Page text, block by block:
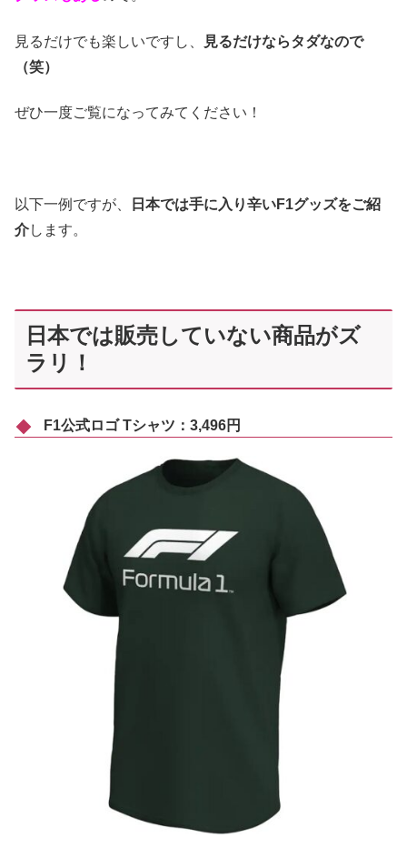
見るだけでも楽しいですし、
見るだけならタダなので
（笑）
ぜひ一度ご覧になってみてください！
以下一例ですが、
日本では手に入り辛いF1グッズをご紹
介します。
日本では販売していない商品がズ
ラリ！
F1公式ロゴ Tシャツ：3,496円